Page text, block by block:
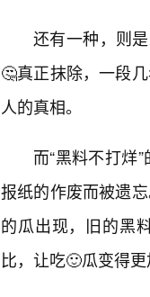
还有一种，则
🤔真正抹除，一段
人的真相。
而“黑料不打烊
报纸的作废而被遗
的瓜出现，旧的黑
比，让吃🙂瓜变得更